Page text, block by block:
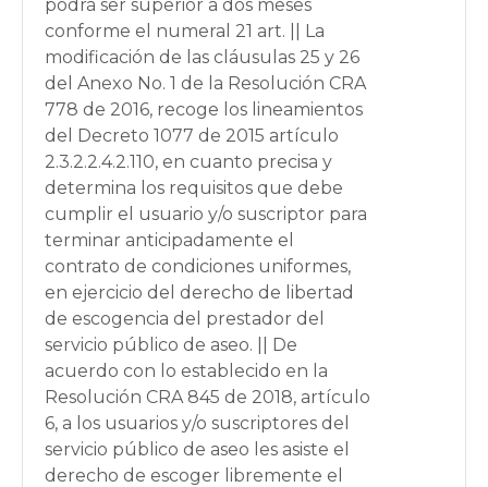
podrá ser superior a dos meses
conforme el numeral 21 art. || La
modificación de las cláusulas 25 y 26
del Anexo No. 1 de la Resolución CRA
778 de 2016, recoge los lineamientos
del Decreto 1077 de 2015 artículo
2.3.2.2.4.2.110, en cuanto precisa y
determina los requisitos que debe
cumplir el usuario y/o suscriptor para
terminar anticipadamente el
contrato de condiciones uniformes,
en ejercicio del derecho de libertad
de escogencia del prestador del
servicio público de aseo. || De
acuerdo con lo establecido en la
Resolución CRA 845 de 2018, artículo
6, a los usuarios y/o suscriptores del
servicio público de aseo les asiste el
derecho de escoger libremente el